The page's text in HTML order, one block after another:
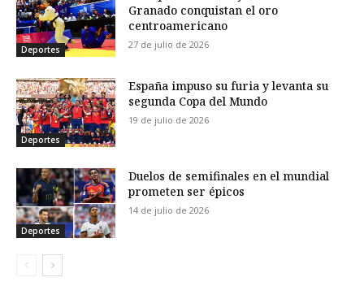
Deportes
Granado conquistan el oro
centroamericano
27 de julio de 2026
Deportes
España impuso su furia y levanta su
segunda Copa del Mundo
19 de julio de 2026
Deportes
Duelos de semifinales en el mundial
prometen ser épicos
14 de julio de 2026